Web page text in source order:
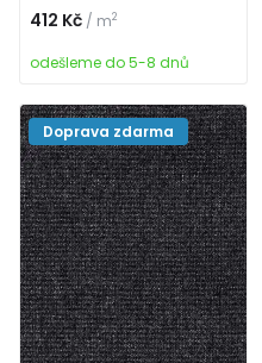
412 Kč / m2
odešleme do 5-8 dnů
Doprava zdarma